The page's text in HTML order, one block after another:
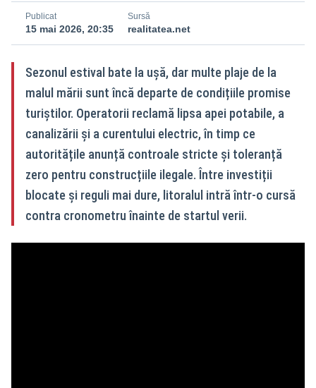
Publicat
15 mai 2026, 20:35
Sursă
realitatea.net
Sezonul estival bate la ușă, dar multe plaje de la
malul mării sunt încă departe de condițiile promise
turiștilor. Operatorii reclamă lipsa apei potabile, a
canalizării și a curentului electric, în timp ce
autoritățile anunță controale stricte și toleranță
zero pentru construcțiile ilegale. Între investiții
blocate și reguli mai dure, litoralul intră într-o cursă
contra cronometru înainte de startul verii.